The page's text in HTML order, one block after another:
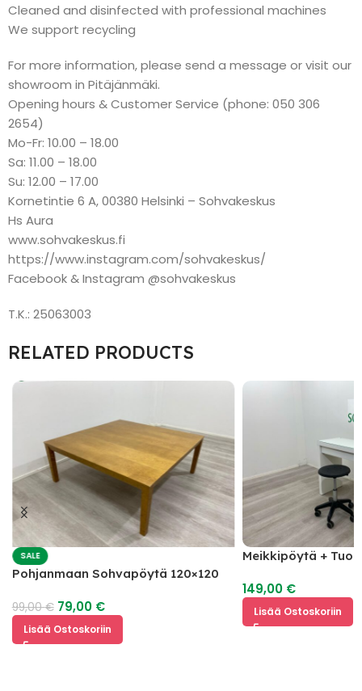
Cleaned and disinfected with professional machines
We support recycling
For more information, please send a message or visit our
showroom in Pitäjänmäki.
Opening hours & Customer Service (phone: 050 306
2654)
Mo-Fr: 10.00 – 18.00
Sa: 11.00 – 18.00
Su: 12.00 – 17.00
Kornetintie 6 A, 00380 Helsinki – Sohvakeskus
Hs Aura
www.sohvakeskus.fi
https://www.instagram.com/sohvakeskus/
Facebook & Instagram @sohvakeskus
T.K.: 25063003
RELATED PRODUCTS
SALE
Pohjanmaan Sohvapöytä 120×120
99,00€ 79,00 €
Lisää Ostoskoriin
Meikkipöytä + Tuoli
149,00 €
Lisää Ostoskoriin